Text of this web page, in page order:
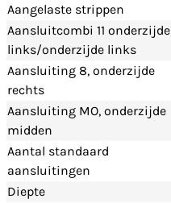
Aangelaste strippen
Aansluitcombi 11 onderzijde
links/onderzijde links
Aansluiting 8, onderzijde
rechts
Aansluiting MO, onderzijde
midden
Aantal standaard
aansluitingen
Diepte